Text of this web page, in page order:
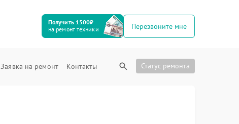
Получить 1500₽
на ремонт техники
Перезвоните мне
Заявка на ремонт Контакты Статус ремонта